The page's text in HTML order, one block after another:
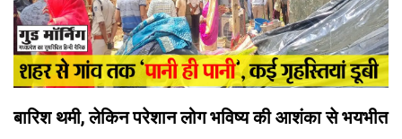
बारिश थमी, लेकिन परेशान लोग भविष्य की आशंका से भयभीत